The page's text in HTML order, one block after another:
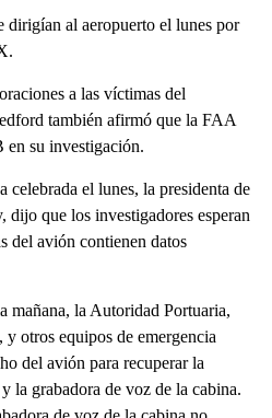
al aeropuerto el lunes por
a las víctimas del
también afirmó que la FAA
en su investigación.
celebrada el lunes, la presidenta de
que los investigadores esperan
del avión contienen datos
mañana, la Autoridad Portuaria,
otros equipos de emergencia
del avión para recuperar la
la grabadora de voz de la cabina.